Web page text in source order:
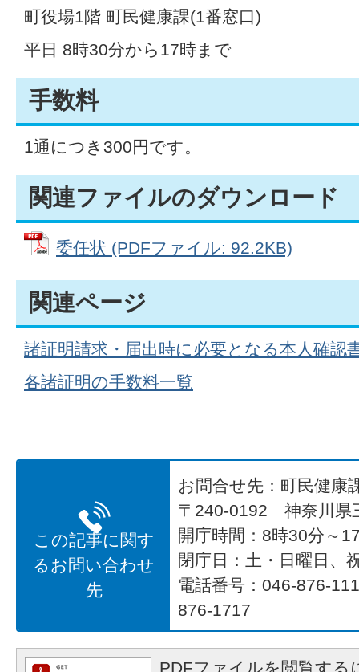
町役場1階 町民健康課(1番窓口)
平日 8時30分から17時まで
手数料
1通につき300円です。
関連ファイルのダウンロード
委任状 (PDFファイル: 92.2KB)
関連ページ
諸証明請求・届出時に必要となる本人確認
各諸証明の手数料一覧
この記事に関す
るお問い合わせ
先
お問合せ先：町民健康
〒240-0192 神奈川県
開庁時間：8時30分～
閉庁日：土・日曜日、
電話番号：046-876-
876-1717
PDFファイルを閲覧する